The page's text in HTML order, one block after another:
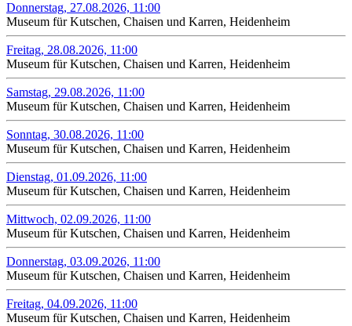
Donnerstag, 27.08.2026, 11:00
Museum für Kutschen, Chaisen und Karren, Heidenheim
Freitag, 28.08.2026, 11:00
Museum für Kutschen, Chaisen und Karren, Heidenheim
Samstag, 29.08.2026, 11:00
Museum für Kutschen, Chaisen und Karren, Heidenheim
Sonntag, 30.08.2026, 11:00
Museum für Kutschen, Chaisen und Karren, Heidenheim
Dienstag, 01.09.2026, 11:00
Museum für Kutschen, Chaisen und Karren, Heidenheim
Mittwoch, 02.09.2026, 11:00
Museum für Kutschen, Chaisen und Karren, Heidenheim
Donnerstag, 03.09.2026, 11:00
Museum für Kutschen, Chaisen und Karren, Heidenheim
Freitag, 04.09.2026, 11:00
Museum für Kutschen, Chaisen und Karren, Heidenheim